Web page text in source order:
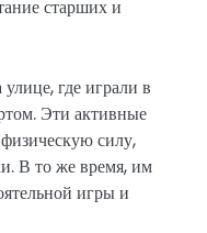
старших и
где играли в
Эти активные
силу,
В то же время, им
игры и